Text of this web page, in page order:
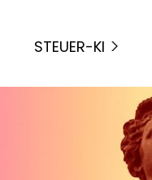
STEUER-KI